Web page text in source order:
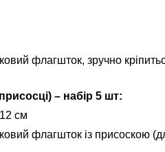
флагшток, зручно
– набір 5 шт:
см
флагшток із присоскою